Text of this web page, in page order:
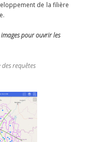
de la filière
pour ouvrir les
requêtes